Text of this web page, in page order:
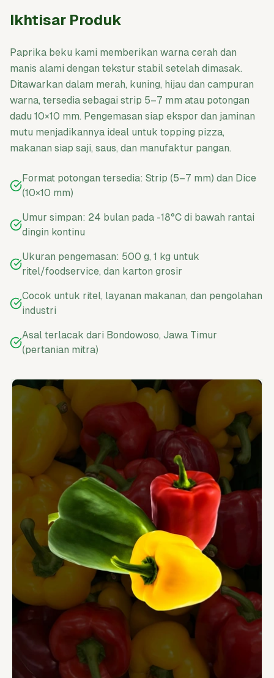
Ikhtisar Produk
Paprika beku kami memberikan warna cerah dan
manis alami dengan tekstur stabil setelah dimasak.
Ditawarkan dalam merah, kuning, hijau dan campuran
warna, tersedia sebagai strip 5–7 mm atau potongan
dadu 10×10 mm. Pengemasan siap ekspor dan jaminan
mutu menjadikannya ideal untuk topping pizza,
makanan siap saji, saus, dan manufaktur pangan.
Format potongan tersedia: Strip (5–7 mm) dan Dice
(10×10 mm)
Umur simpan: 24 bulan pada -18°C di bawah rantai
dingin kontinu
Ukuran pengemasan: 500 g, 1 kg untuk
ritel/foodservice, dan karton grosir
Cocok untuk ritel, layanan makanan, dan pengolahan
industri
Asal terlacak dari Bondowoso, Jawa Timur
(pertanian mitra)